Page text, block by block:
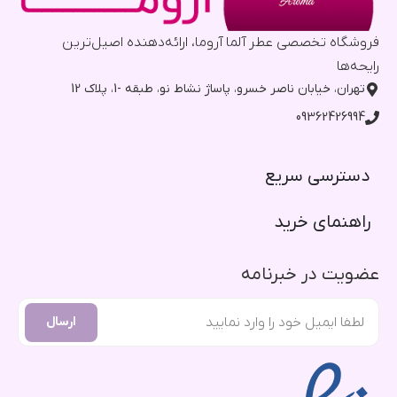
فروشگاه تخصصی عطر آلما آروما، ارائه‌دهنده اصیل‌ترین
رایحه‌ها
تهران، خیابان ناصر خسرو، پاساژ نشاط نو، طبقه -1، پلاک 12
09362426994
دسترسی سریع​
راهنمای خرید​
عضویت در خبرنامه
ارسال